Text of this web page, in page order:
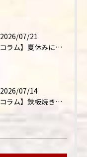
2026/07/21
【コラム】夏休みに家族外食が増える理由
2026/07/14
【コラム】鉄板焼きが"コミュニケーション飯"と呼ばれる理由